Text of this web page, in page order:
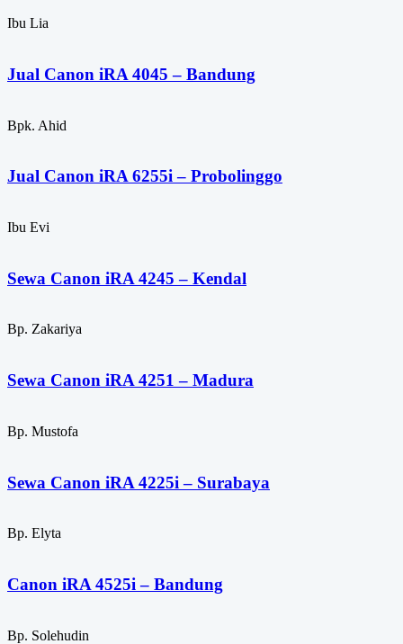
Ibu Lia
Jual Canon iRA 4045 – Bandung
Bpk. Ahid
Jual Canon iRA 6255i – Probolinggo
Ibu Evi
Sewa Canon iRA 4245 – Kendal
Bp. Zakariya
Sewa Canon iRA 4251 – Madura
Bp. Mustofa
Sewa Canon iRA 4225i – Surabaya
Bp. Elyta
Canon iRA 4525i – Bandung
Bp. Solehudin